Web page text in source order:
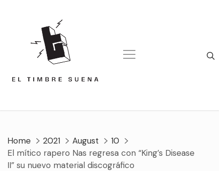
Home 2021 August
10
El mítico rapero Nas regresa con “King’s Disease
II” su nuevo material discográfico